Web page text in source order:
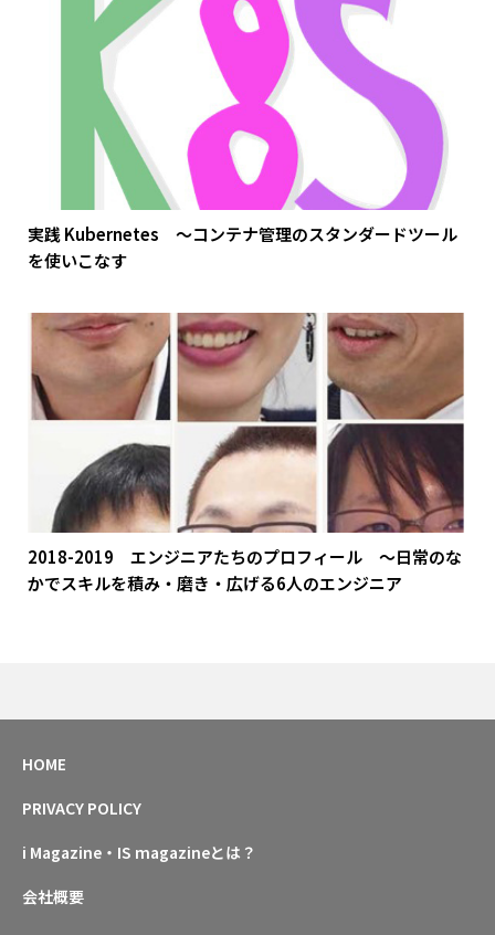
実践 Kubernetes ～コンテナ管理のスタンダードツール
を使いこなす
2018-2019 エンジニアたちのプロフィール ～日常のな
かでスキルを積み・磨き・広げる6人のエンジニア
HOME
PRIVACY POLICY
i Magazine・IS magazineとは？
会社概要